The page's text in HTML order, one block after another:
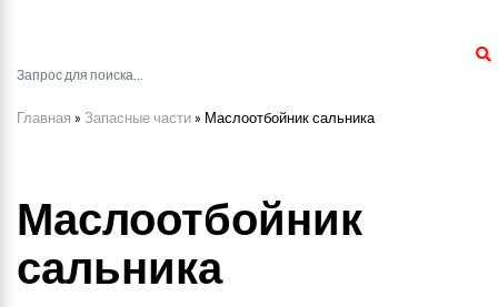
Главная » Запасные части » Маслоотбойник сальника
Маслоотбойник
сальника